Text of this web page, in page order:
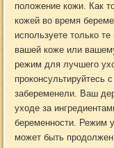
положение кожи. Как
кожей во время
используете только
вашей коже или
режим для лучшего
проконсультируйтесь
забеременели. Ваш
уходе за
беременности. Режим
может быть